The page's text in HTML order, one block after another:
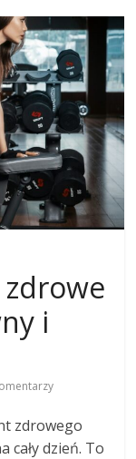
zdrowe
i
zdrowego
cały dzień. To